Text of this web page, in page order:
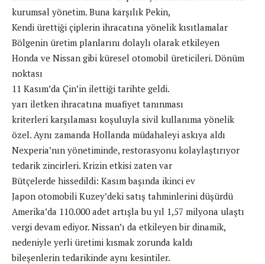
kurumsal yönetim. Buna karşılık Pekin,
Kendi ürettiği çiplerin ihracatına yönelik kısıtlamalar
Bölgenin üretim planlarını dolaylı olarak etkileyen
Honda ve Nissan gibi küresel otomobil üreticileri. Dönüm
noktası
11 Kasım’da Çin’in ilettiği tarihte geldi.
yarı iletken ihracatına muafiyet tanınması
kriterleri karşılaması koşuluyla sivil kullanıma yönelik
özel. Aynı zamanda Hollanda müdahaleyi askıya aldı
Nexperia’nın yönetiminde, restorasyonu kolaylaştırıyor
tedarik zincirleri. Krizin etkisi zaten var
Bütçelerde hissedildi: Kasım başında ikinci ev
Japon otomobili Kuzey’deki satış tahminlerini düşürdü
Amerika’da 110.000 adet artışla bu yıl 1,57 milyona ulaştı
vergi devam ediyor. Nissan’ı da etkileyen bir dinamik,
nedeniyle yerli üretimi kısmak zorunda kaldı
bileşenlerin tedarikinde aynı kesintiler.